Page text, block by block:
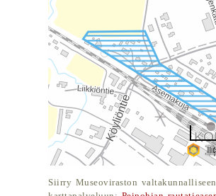
Siirry Museoviraston valtakunnalliseen